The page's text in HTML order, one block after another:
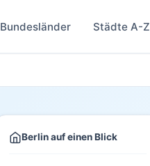
Bundesländer Städte A-Z
Berlin auf einen Blick